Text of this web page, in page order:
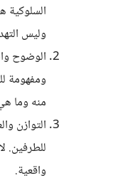
السلوكية
وليس
الوضوح
ومفهومة
منه وما
التوازن
للطرفين.
واقعية.